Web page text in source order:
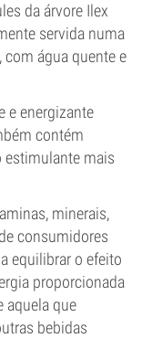
da árvore Ilex
servida numa
com água quente e
e energizante
contém
estimulante mais
minerais,
consumidores
equilibrar o efeito
proporcionada
aquela que
bebidas